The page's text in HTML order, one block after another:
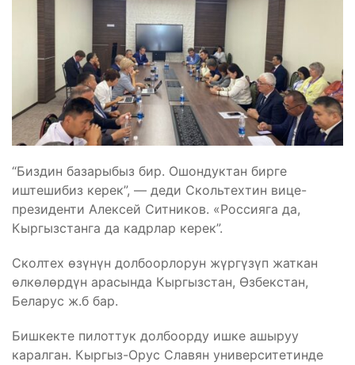
“Биздин базарыбыз бир. Ошондуктан бирге
иштешибиз керек”, — деди Скольтехтин вице-
президенти Алексей Ситников. «Россияга да,
Кыргызстанга да кадрлар керек”.
Сколтех өзүнүн долбоорлорун жүргүзүп жаткан
өлкөлөрдүн арасында Кыргызстан, Өзбекстан,
Беларус ж.б бар.
Бишкекте пилоттук долбоорду ишке ашыруу
каралган. Кыргыз-Орус Славян университетинде